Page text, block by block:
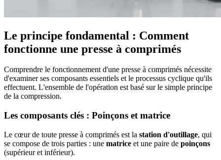
Le principe fondamental : Comment
fonctionne une presse à comprimés
Comprendre le fonctionnement d'une presse à comprimés nécessite
d'examiner ses composants essentiels et le processus cyclique qu'ils
effectuent. L'ensemble de l'opération est basé sur le simple principe
de la compression.
Les composants clés : Poinçons et matrice
Le cœur de toute presse à comprimés est la station d'outillage, qui
se compose de trois parties : une matrice et une paire de poinçons
(supérieur et inférieur).